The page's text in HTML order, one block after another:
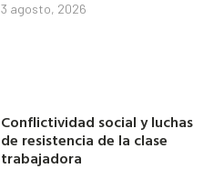
3 agosto, 2026
Conflictividad social y luchas
de resistencia de la clase
trabajadora